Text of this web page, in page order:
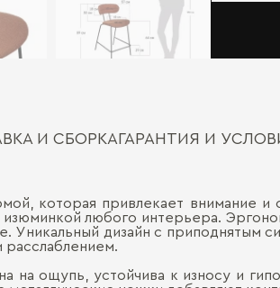
И СБОРКАГАРАНТИЯ И
которая привлекает внимание
любого интерьера.
дизайн с приподнятым
расслаблением.
на ощупь, устойчива к износу и